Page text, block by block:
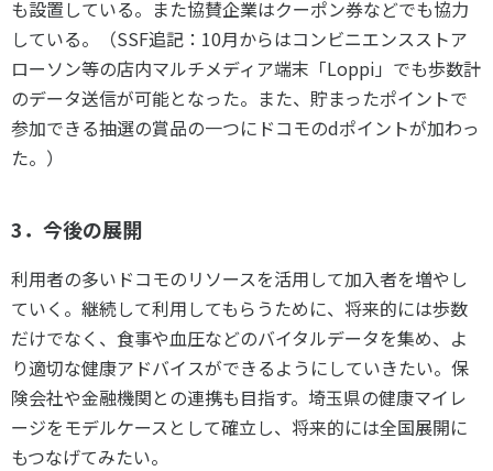
も設置している。また協賛企業はクーポン券などでも協力
している。（SSF追記：10月からはコンビニエンスストア
ローソン等の店内マルチメディア端末「Loppi」でも歩数計
のデータ送信が可能となった。また、貯まったポイントで
参加できる抽選の賞品の一つにドコモのdポイントが加わっ
た。）
3．今後の展開
利用者の多いドコモのリソースを活用して加入者を増やし
ていく。継続して利用してもらうために、将来的には歩数
だけでなく、食事や血圧などのバイタルデータを集め、よ
り適切な健康アドバイスができるようにしていきたい。保
険会社や金融機関との連携も目指す。埼玉県の健康マイレ
ージをモデルケースとして確立し、将来的には全国展開に
もつなげてみたい。